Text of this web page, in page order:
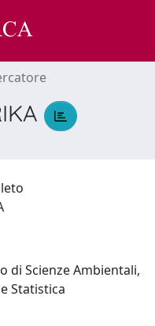
di Scienze Ambientali,
Statistica